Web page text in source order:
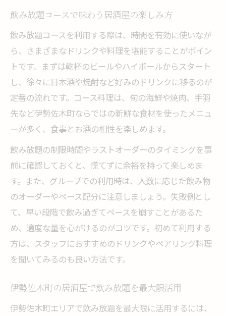
飲み放題コースで味わう居酒屋の楽しみ方
飲み放題コースを利用する際は、時間を有効に使いなが
ら、さまざまなドリンクや料理を堪能することがポイン
トです。まずは乾杯のビールやハイボールからスタート
し、徐々に日本酒や焼酎など好みのドリンクに移るのが
定番の流れです。コース料理は、旬の海鮮や焼肉、手羽
先など伊勢佐木町ならではの新鮮な食材を使ったメニュ
ーが多く、食事とお酒の相性を楽しめます。
飲み放題の制限時間やラストオーダーのタイミングを事
前に確認しておくと、慌てずに余裕を持って楽しめま
す。また、グループでの利用時は、人数に応じた飲み物
のオーダーやペース配分に注意しましょう。失敗例とし
て、早い段階で飲み過ぎてペースを崩すことがあるた
め、適度な量を心がけるのがコツです。初めて利用する
方は、スタッフにおすすめのドリンクやペアリング料理
を聞いてみるのも良い方法です。
伊勢佐木町の居酒屋で飲み放題を最大限活用
伊勢佐木町エリアで飲み放題を最大限に活用するには、